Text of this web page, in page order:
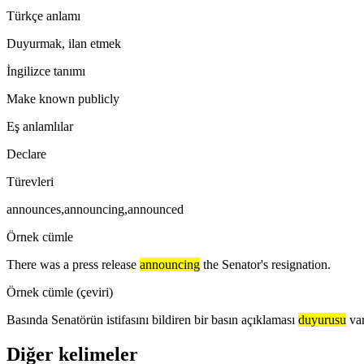
Türkçe anlamı
Duyurmak, ilan etmek
İngilizce tanımı
Make known publicly
Eş anlamlılar
Declare
Türevleri
announces,announcing,announced
Örnek cümle
There was a press release announcing the Senator's resignation.
Örnek cümle (çeviri)
Basında Senatörün istifasını bildiren bir basın açıklaması duyurusu
Diğer kelimeler